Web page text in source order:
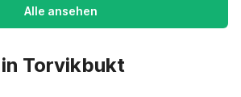
Alle ansehen
Torvikbukt